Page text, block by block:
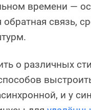
времени —
обратная связь,
о различных
и у